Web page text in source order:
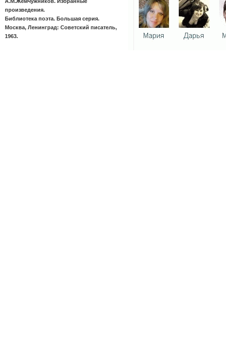
произведения.
Библиотека поэта. Большая серия.
Москва, Ленинград: Советский писатель,
1963.